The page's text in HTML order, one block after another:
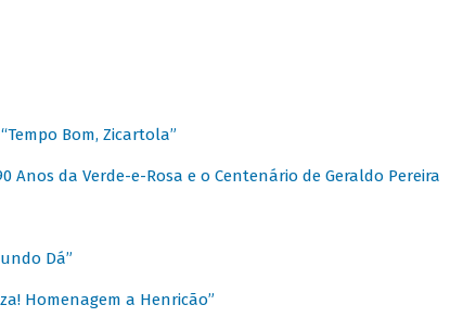
“Tempo Bom, Zicartola”
Anos da Verde-e-Rosa e o Centenário de Geraldo Pereira
Dá”
Homenagem a Henricão”